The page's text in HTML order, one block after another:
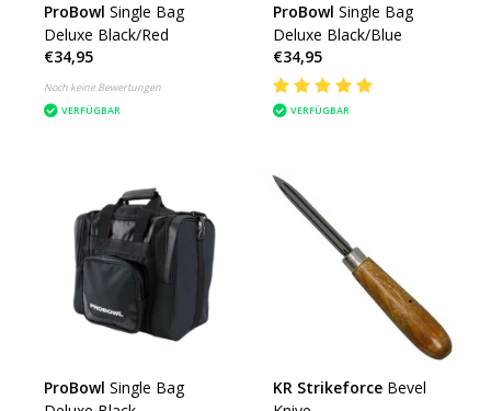
ProBowl Single Bag
Deluxe Black/Red
€34,95
Noch keine Bewertungen
VERFÜGBAR
ProBowl Single Bag
Deluxe Black/Blue
€34,95
VERFÜGBAR
ProBowl Single Bag
KR Strikeforce Bevel